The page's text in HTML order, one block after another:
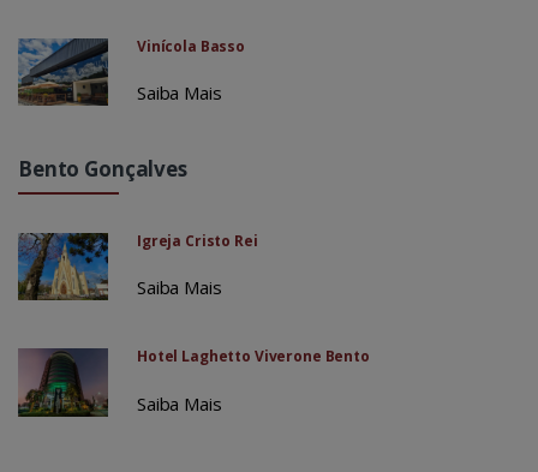
Vinícola Basso
Saiba Mais
Bento Gonçalves
Igreja Cristo Rei
Saiba Mais
Hotel Laghetto Viverone Bento
Saiba Mais